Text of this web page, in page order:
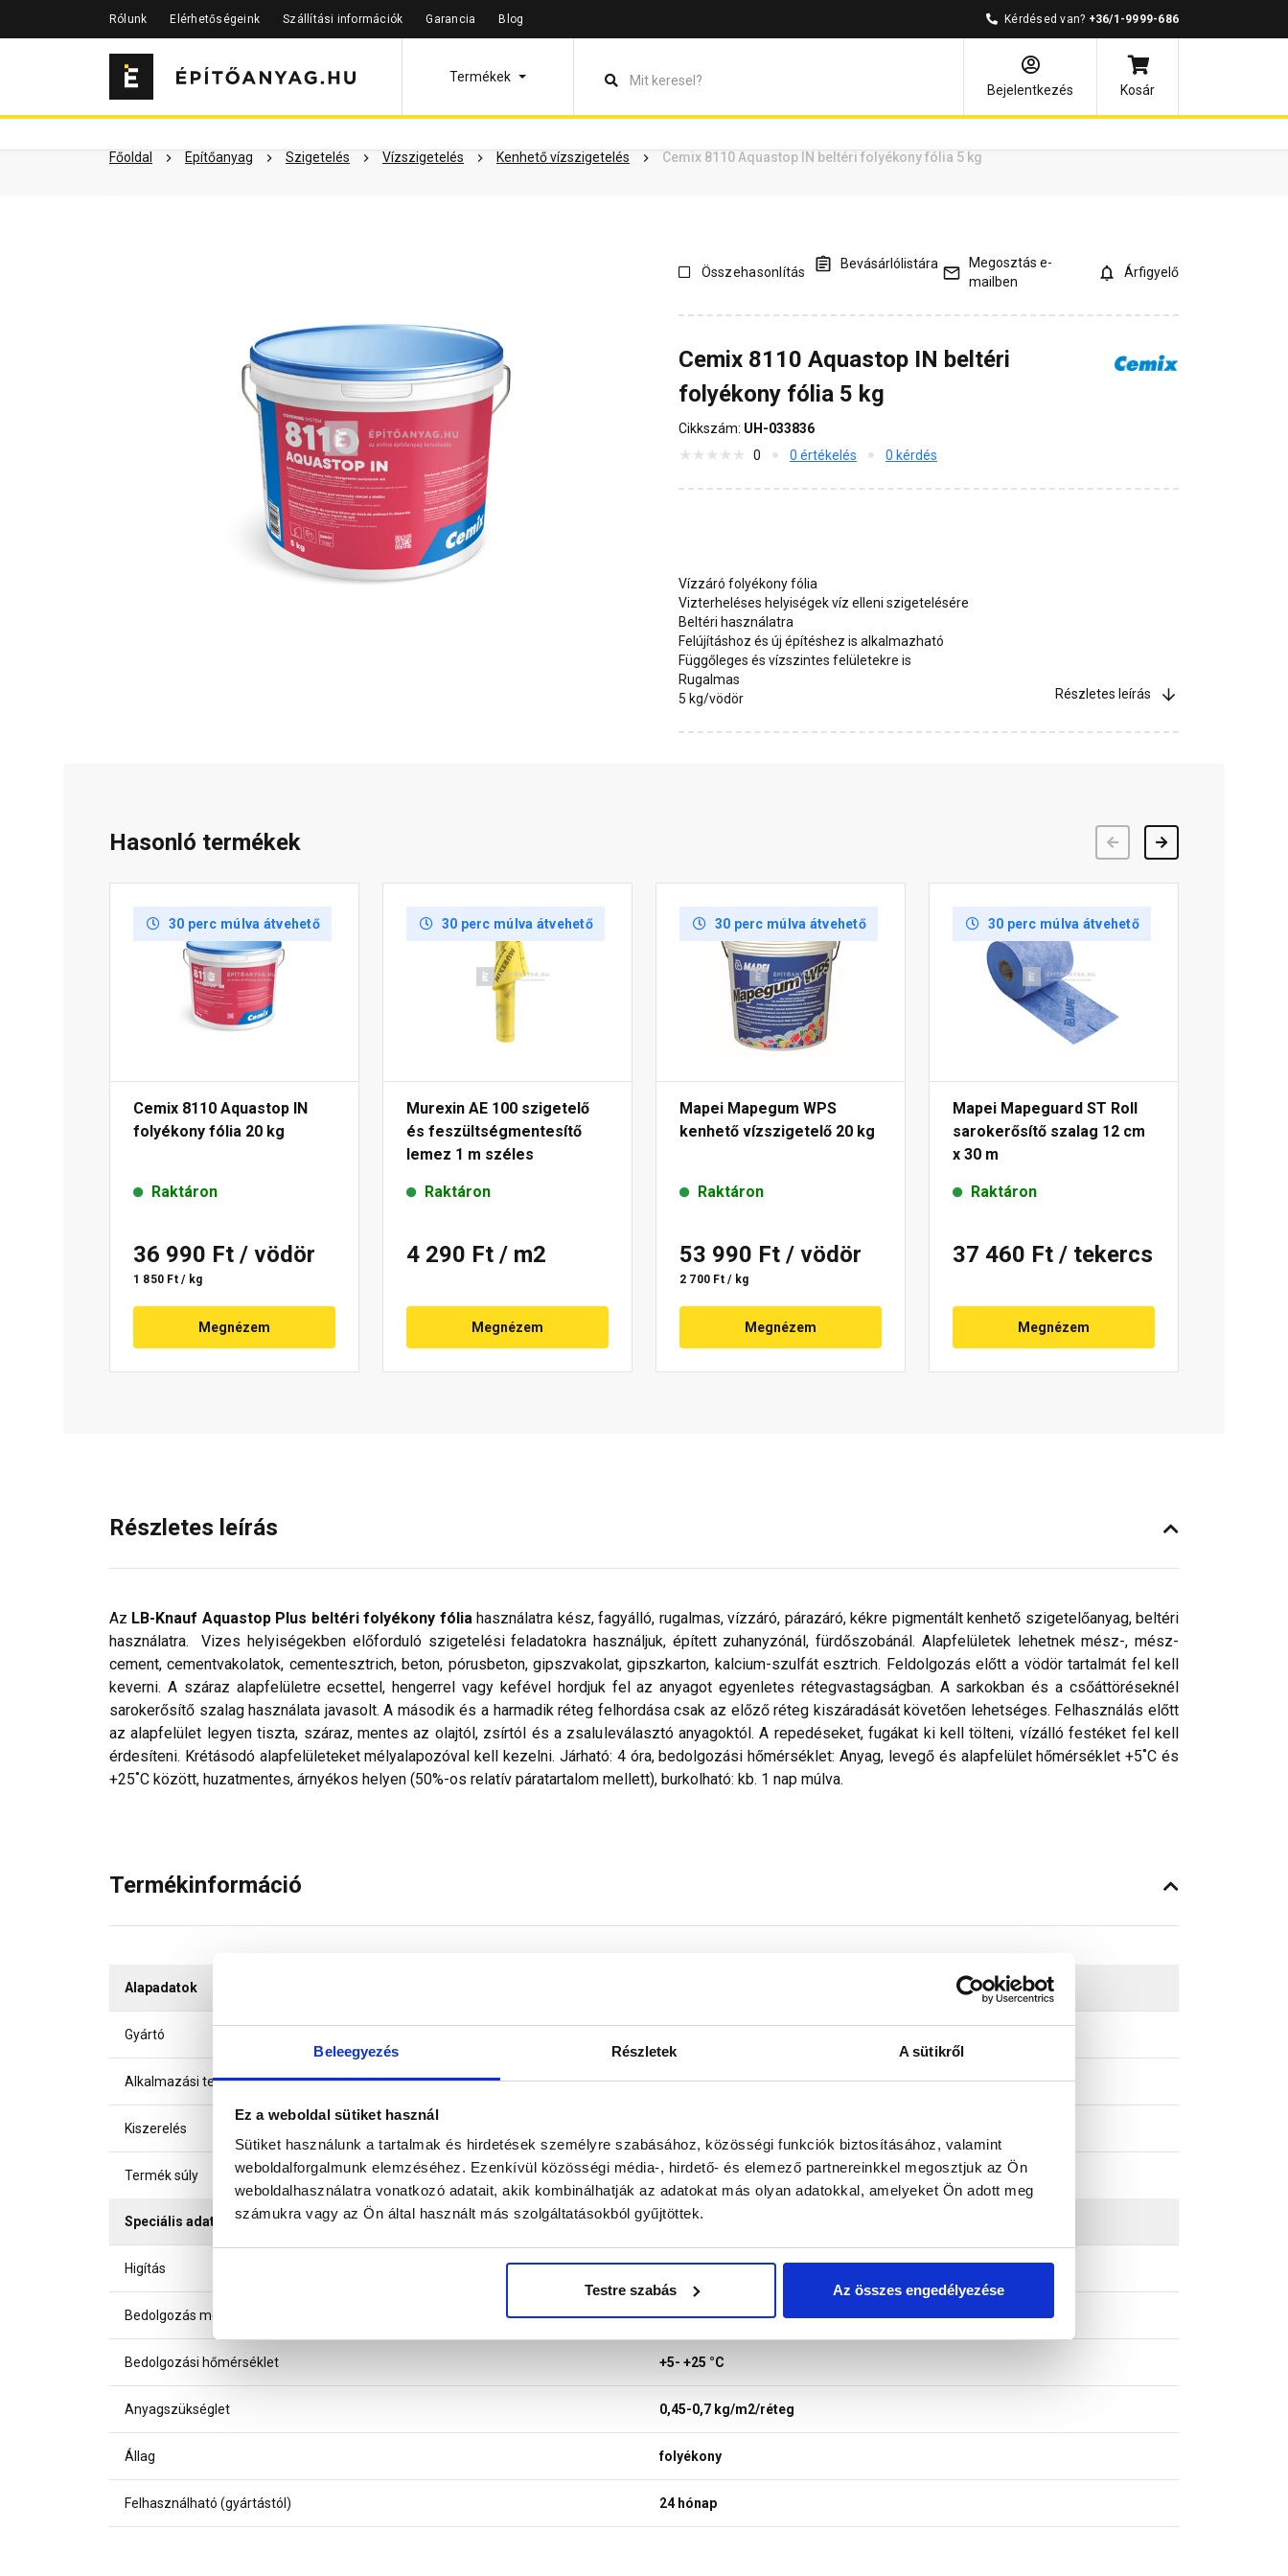
Beleegyezés Részletek A sütikről
Ez a weboldal sütiket használ
Sütiket használunk a tartalmak és hirdetések személyre szabásához, közösségi funkciók biztosításához, valamint
weboldalforgalmunk elemzéséhez. Ezenkívül közösségi média-, hirdető- és elemező partnereinkkel megosztjuk az Ön
weboldalhasználatra vonatkozó adatait, akik kombinálhatják az adatokat más olyan adatokkal, amelyeket Ön adott meg
számukra vagy az Ön által használt más szolgáltatásokból gyűjtöttek.
Testre szabás Az összes engedélyezése
Rólunk Elérhetőségeink Szállítási információk Garancia Blog Kérdésed van? +36/1-9999-686
Termékek
Bejelentkezés
Kosár
Főoldal Építőanyag Szigetelés Vízszigetelés Kenhető vízszigetelés Cemix 8110 Aquastop IN beltéri folyékony fólia 5 kg
Szükséged lehet rá Részletes leírás Termékinformáció Dokumentumok Vásárlói vélemények Kérdések és válaszok
Összehasonlítás
Bevásárlólistára
Megosztás e-
mailben
Árfigyelő
Cemix 8110 Aquastop IN beltéri
folyékony fólia 5 kg
Cikkszám: UH-033836
0
0 értékelés 0 kérdés
Vízzáró folyékony fólia
Vizterheléses helyiségek víz elleni szigetelésére
Beltéri használatra
Felújításhoz és új építéshez is alkalmazható
Függőleges és vízszintes felületekre is
Rugalmas
5 kg/vödör
Részletes leírás
Hasonló termékek
30 perc múlva átvehető
Cemix 8110 Aquastop IN
folyékony fólia 20 kg
Raktáron
36 990 Ft / vödör
1 850 Ft / kg
Megnézem
30 perc múlva átvehető
Murexin AE 100 szigetelő
és feszültségmentesítő
lemez 1 m széles
Raktáron
4 290 Ft / m2
Megnézem
30 perc múlva átvehető
Mapei Mapegum WPS
kenhető vízszigetelő 20 kg
Raktáron
53 990 Ft / vödör
2 700 Ft / kg
Megnézem
30 perc múlva átvehető
Mapei Mapeguard ST Roll
sarokerősítő szalag 12 cm
x 30 m
Raktáron
37 460 Ft / tekercs
Megnézem
Részletes leírás
Az LB-Knauf Aquastop Plus beltéri folyékony fóliahasználatra kész, fagyálló, rugalmas, vízzáró, párazáró, kékre pigmentált kenhető szigetelőanyag, beltéri
használatra. Vizes helyiségekben előforduló szigetelési feladatokra használjuk, épített zuhanyzónál, fürdőszobánál. Alapfelületek lehetnek mész-, mész-
cement, cementvakolatok, cementesztrich, beton, pórusbeton, gipszvakolat, gipszkarton, kalcium-szulfát esztrich. Feldolgozás előtt a vödör tartalmát fel kell
keverni. A száraz alapfelületre ecsettel, hengerrel vagy kefével hordjuk fel az anyagot egyenletes rétegvastagságban. A sarkokban és a csőáttöréseknél
sarokerősítő szalag használata javasolt. A második és a harmadik réteg felhordása csak az előző réteg kiszáradását követően lehetséges. Felhasználás előtt
az alapfelület legyen tiszta, száraz, mentes az olajtól, zsírtól és a zsaluleválasztó anyagoktól. A repedéseket, fugákat ki kell tölteni, vízálló festéket fel kell
érdesíteni. Krétásodó alapfelületeket mélyalapozóval kell kezelni. Járható: 4 óra, bedolgozási hőmérséklet: Anyag, levegő és alapfelület hőmérséklet +5˚C és
+25˚C között, huzatmentes, árnyékos helyen (50%-os relatív páratartalom mellett), burkolható: kb. 1 nap múlva.
Termékinformáció
Alapadatok
Gyártó
Alkalmazási terület beltér
Kiszerelés
Termék súly 20 kg
Speciális adatok
Higítás 1:4 arányban
Bedolgozás módja kézi
Bedolgozási hőmérséklet +5- +25 °C
Anyagszükséglet 0,45-0,7 kg/m2/réteg
Állag folyékony
Felhasználható (gyártástól) 24 hónap